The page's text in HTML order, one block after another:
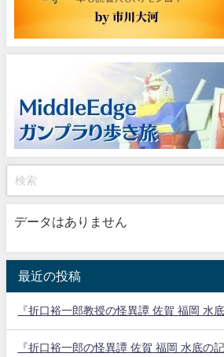
データはありません
最近の投稿
『折口裕一郎教授の怪異譚 佐賀 福岡 水
『折口裕一郎の怪異譚 佐賀 福岡 水底の